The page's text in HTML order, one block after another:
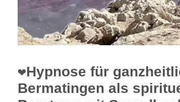
❤️Hypnose für
Bermatingen als